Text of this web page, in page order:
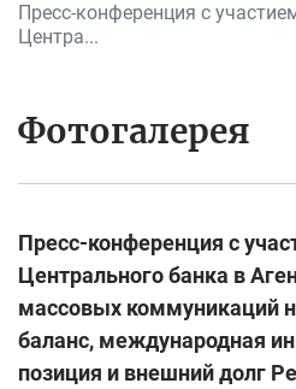
Пресс-конференция с
Центра...
Фотогалерея
Пресс-конференция с
Центрального банка в
массовых коммуникаций
баланс, международная
позиция и внешний долг